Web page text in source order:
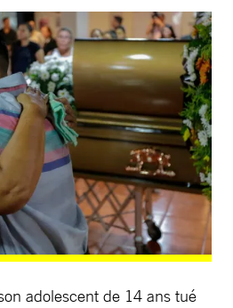
adolescent de 14 ans tué